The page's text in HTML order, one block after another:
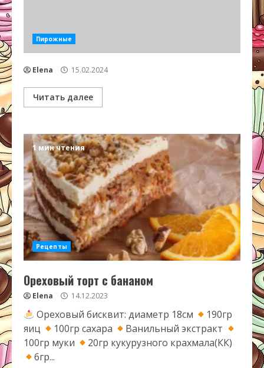
Пирожные
Elena 15.02.2024
Читать далее
1 мин чтения
Рецепты
Ореховый торт с бананом
Elena 14.12.2023
Ореховый бисквит: диаметр 18см
190гр
яиц
100гр сахара
Ванильный экстракт
100гр муки
20гр кукурузного крахмала(КК)
6гр...